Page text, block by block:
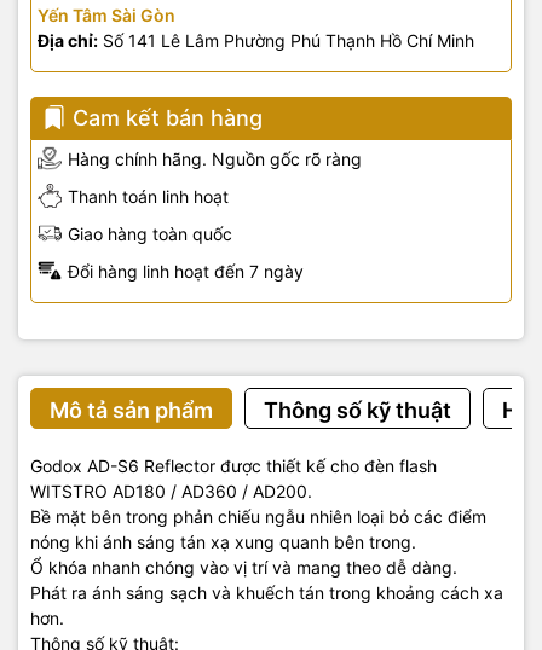
Yến Tâm Sài Gòn
Địa chỉ: Số 141 Lê Lâm Phường Phú Thạnh Hồ Chí Minh
Cam kết bán hàng
Hàng chính hãng. Nguồn gốc rõ ràng
Thanh toán linh hoạt
Giao hàng toàn quốc
Đổi hàng linh hoạt đến 7 ngày
Mô tả sản phẩm Thông số kỹ thuật
Godox AD-S6 Reflector được thiết kế cho đèn flash
WITSTRO AD180 / AD360 / AD200.
Bề mặt bên trong phản chiếu ngẫu nhiên loại bỏ các điểm
nóng khi ánh sáng tán xạ xung quanh bên trong.
Ổ khóa nhanh chóng vào vị trí và mang theo dễ dàng.
Phát ra ánh sáng sạch và khuếch tán trong khoảng cách xa
hơn.
Thông số kỹ thuật: